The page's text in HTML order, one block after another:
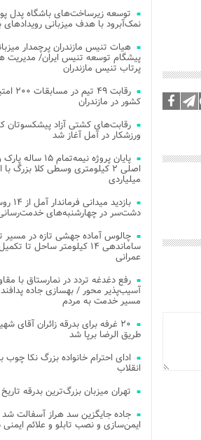
توسعه زیرساخت‌های باشگاه پدل
نمک‌آبرود با هدف میزبانی رویدادهای
هیات تنیس مازندران پرچمدار
پیشگام توسعه تنیس ایران/
پرتاب تنیس مازندران
کشور در مازندران
ورزشکار در آمل آغاز شد
پایان پروژه
میلیاردی
بازدید
دشت‌سر در چهارشنبه‌های
چالوس آماده جهشی تازه در مسیر
ساماندهی ۱۴ کیلومتر ساحل تا
عمرانی
رفع دغدغه تردد در نمارستاق با
آسیب‌پذیر محور / بهسازی جاده
مسیر خدمت به مردم
۲۰ غرفه برای بدرقه زائران آقای
طریق الرضا برپا شد
ادای احترام خانواده بزرگ نکا
انقلاب
تهران میزبان بزرگ‌ترین بدرقه
جاده جایگزین سد هراز آسفالت
ایمن‌سازی و نصب تابلو و علائم